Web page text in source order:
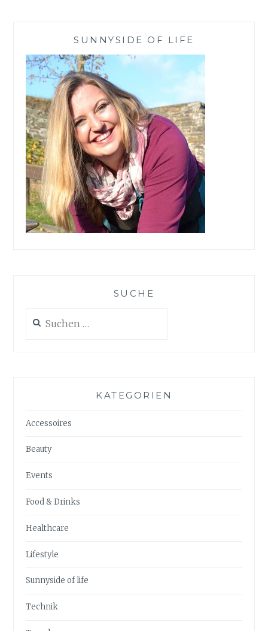
LOVE
SUNNYSIDE OF LIFE
SUCHE
nach:
KATEGORIEN
Accessoires
Beauty
Events
Food & Drinks
Healthcare
Lifestyle
Sunnyside of life
Technik